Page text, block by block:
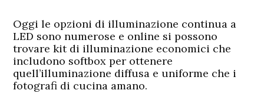
Oggi le opzioni di illuminazione continua a
LED sono numerose e online si possono
trovare kit di illuminazione economici che
includono softbox per ottenere
quell’illuminazione diffusa e uniforme che i
fotografi di cucina amano.